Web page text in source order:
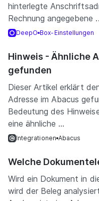
hinterlegte
Rechnung angegebene
DeepO Box-Einstellungen
Hinweis - Ähnliche
gefunden
Dieser Artikel erklärt
Adresse im Abacus
Bedeutung des
eine ähnliche ...
Integrationen Abacus
Welche
Wird ein Dokument in
wird der Beleg